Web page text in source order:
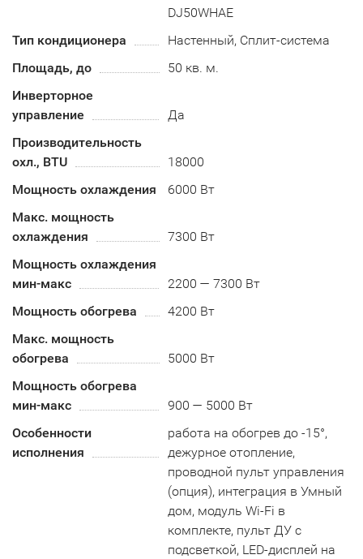
DJ50WHAE
Тип кондиционера
Настенный, Сплит-система
Площадь, до
50 кв. м.
Инверторное
управление
Да
Производительность
охл., BTU
18000
Мощность охлаждения
6000 Вт
Макс. мощность
охлаждения
7300 Вт
Мощность охлаждения
мин-макс
2200 — 7300 Вт
Мощность обогрева
4200 Вт
Макс. мощность
обогрева
5000 Вт
Мощность обогрева
мин-макс
900 — 5000 Вт
Особенности
исполнения
работа на обогрев до -15°,
дежурное отопление,
проводной пульт управления
(опция), интеграция в Умный
дом, модуль Wi-Fi в
комплекте, пульт ДУ с
подсветкой, LED-дисплей на